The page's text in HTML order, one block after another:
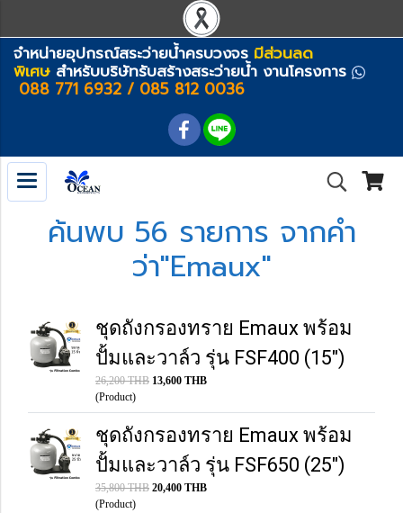
จำหน่ายอุปกรณ์สระว่ายน้ำครบวงจร มีส่วนลด
พิเศษ สำหรับบริษัทรับสร้างสระว่ายน้ำ งานโครงการ
088 771 6932 / 085 812 0036
ค้นพบ 56 รายการ จากคำ
ว่า"Emaux"
ชุดถังกรองทราย Emaux พร้อม
ปั้มและวาล์ว รุ่น FSF400 (15")
26,200 THB 13,600 THB
(Product)
ชุดถังกรองทราย Emaux พร้อม
ปั้มและวาล์ว รุ่น FSF650 (25")
35,800 THB 20,400 THB
(Product)